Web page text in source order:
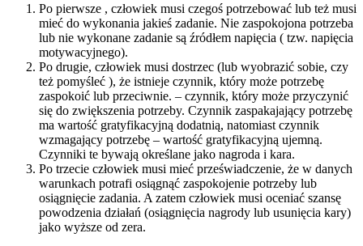
Po pierwsze , człowiek musi czegoś potrzebować lub też musi
mieć do wykonania jakieś zadanie. Nie zaspokojona potrzeba
lub nie wykonane zadanie są źródłem napięcia ( tzw. napięcia
motywacyjnego).
Po drugie, człowiek musi dostrzec (lub wyobrazić sobie, czy
też pomyśleć ), że istnieje czynnik, który może potrzebę
zaspokoić lub przeciwnie. – czynnik, który może przyczynić
się do zwiększenia potrzeby. Czynnik zaspakajający potrzebę
ma wartość gratyfikacyjną dodatnią, natomiast czynnik
wzmagający potrzebę – wartość gratyfikacyjną ujemną.
Czynniki te bywają określane jako nagroda i kara.
Po trzecie człowiek musi mieć przeświadczenie, że w danych
warunkach potrafi osiągnąć zaspokojenie potrzeby lub
osiągnięcie zadania. A zatem człowiek musi oceniać szansę
powodzenia działań (osiągnięcia nagrody lub usunięcia kary)
jako wyższe od zera.